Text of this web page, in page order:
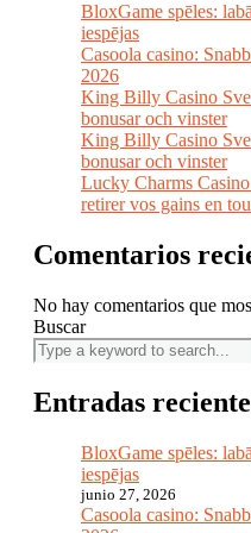
BloxGame spēles:
iespējas
Casoola casino:
2026
King Billy Casino
bonusar och vinster
King Billy Casino
bonusar och vinster
Lucky Charms
retirer vos gains en
Comentarios
No hay comentarios que
Buscar
Entradas
BloxGame spēles:
iespējas
junio 27, 2026
Casoola casino: